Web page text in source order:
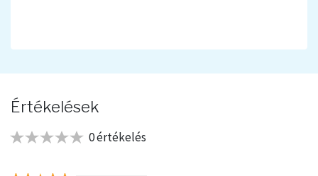
Értékelések
0 értékelés